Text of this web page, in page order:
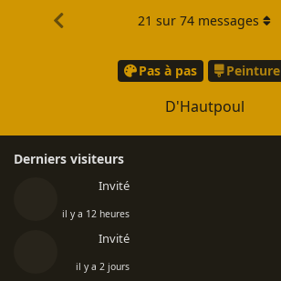
Pas à pas Peinture
D'Hautpoul
Derniers visiteurs
Invité
il y a 12 heures
Invité
il y a 2 jours
21 sur 74 messages